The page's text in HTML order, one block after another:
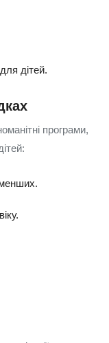
дітей.
програми,